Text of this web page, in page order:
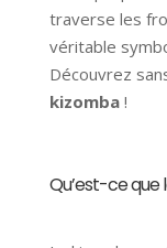
traverse les
véritable
Découvrez
kizomba!
Qu’est-ce que